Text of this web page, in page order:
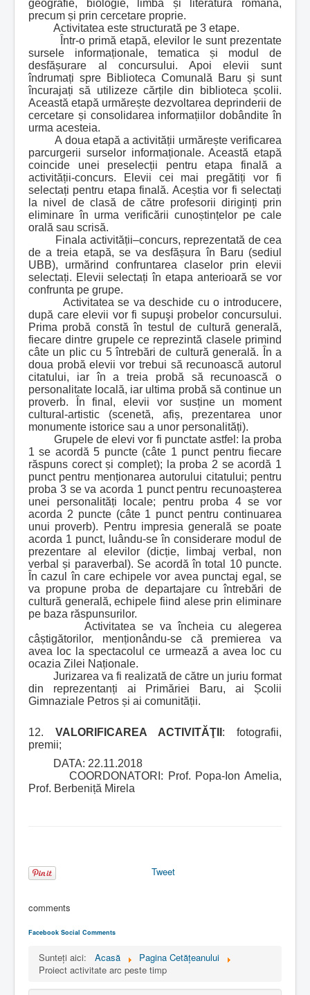
geografie, biologie, limba și literatura română,
precum și prin cercetare proprie.
Activitatea este structurată pe 3 etape.
Într-o primă etapă, elevilor le sunt prezentate
sursele informaționale, tematica și modul de
desfășurare al concursului. Apoi elevii sunt
îndrumați spre Biblioteca Comunală Baru și sunt
încurajați să utilizeze cărțile din biblioteca școlii.
Această etapă urmărește dezvoltarea deprinderii de
cercetare și consolidarea informațiilor dobândite în
urma acesteia.
A doua etapă a activității urmărește verificarea
parcurgerii surselor informaționale. Această etapă
coincide unei preselecții pentru etapa finală a
activității-concurs. Elevii cei mai pregătiți vor fi
selectați pentru etapa finală. Aceștia vor fi selectați
la nivel de clasă de către profesorii diriginți prin
eliminare în urma verificării cunoștințelor pe cale
orală sau scrisă.
Finala activității–concurs, reprezentată de cea
de a treia etapă, se va desfășura în Baru (sediul
UBB), urmărind confruntarea claselor prin elevii
selectați. Elevii selectați în etapa anterioară se vor
confrunta pe grupe.
Activitatea se va deschide cu o introducere,
după care elevii vor fi supuşi probelor concursului.
Prima probă constă în testul de cultură generală,
fiecare dintre grupele ce reprezintă clasele primind
câte un plic cu 5 întrebări de cultură generală. În a
doua probă elevii vor trebui să recunoască autorul
citatului, iar în a treia probă să recunoască o
personalitate locală, iar ultima probă să continue un
proverb. În final, elevii vor susține un moment
cultural-artistic (scenetă, afiș, prezentarea unor
monumente istorice sau a unor personalități).
Grupele de elevi vor fi punctate astfel: la proba
1 se acordă 5 puncte (câte 1 punct pentru fiecare
răspuns corect și complet); la proba 2 se acordă 1
punct pentru menționarea autorului citatului; pentru
proba 3 se va acorda 1 punct pentru recunoașterea
unei personalități locale; pentru proba 4 se vor
acorda 2 puncte (câte 1 punct pentru continuarea
unui proverb). Pentru impresia generală se poate
acorda 1 punct, luându-se în considerare modul de
prezentare al elevilor (dicție, limbaj verbal, non
verbal și paraverbal). Se acordă în total 10 puncte.
În cazul în care echipele vor avea punctaj egal, se
va propune proba de departajare cu întrebări de
cultură generală, echipele fiind alese prin eliminare
pe baza răspunsurilor.
Activitatea se va încheia cu alegerea
câștigătorilor, menționându-se că premierea va
avea loc la spectacolul ce urmează a avea loc cu
ocazia Zilei Naționale.
Jurizarea va fi realizată de către un juriu format
din reprezentanți ai Primăriei Baru, ai Școlii
Gimnaziale Petros și ai comunității.
12. VALORIFICAREA ACTIVITĂŢII : fotografii,
premii;
DATA: 22.11.2018
COORDONATORI: Prof. Popa-Ion Amelia,
Prof. Berbeniță Mirela
Tweet
comments
Facebook Social Comments
Sunteți aici: Acasă
Pagina Cetăţeanului
Proiect activitate arc peste timp